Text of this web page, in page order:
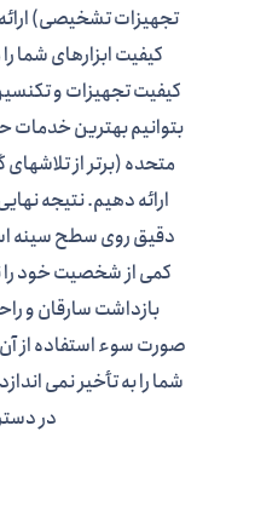
تجهیزات تشخیصی)
کیفیت ابزارهای شما
کیفیت تجهیزات و
بتوانیم بهترین خدمات
متحده (برتر از
ارائه دهیم. نتیجه
دقیق روی سطح سینه
کمی از شخصیت خود را
بازداشت سارقان و
صورت سوء استفاده از
شما را به تأخیر نمی
در